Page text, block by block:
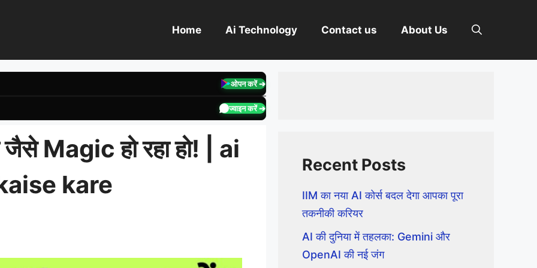
Home Ai Technology Contact us About Us
ओपन करें ➔
ज्वाइन करें ➔
Magic हो रहा हो! | ai
kare
Recent Posts
IIM का नया AI कोर्स बदल देगा आपका पूरा
तकनीकी करियर
AI की दुनिया में तहलका: Gemini और
OpenAI की नई जंग